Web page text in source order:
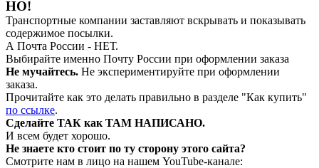
НО!
Транспортные компании заставляют вскрывать и показывать
содержимое посылки.
А Почта России - НЕТ.
Выбирайте именно Почту России при оформлении заказа
Не мучайтесь. Не экспериментируйте при оформлении
заказа.
Прочитайте как это делать правильно в разделе "Как купить"
по ссылке.
Сделайте ТАК как ТАМ НАПИСАНО.
И всем будет хорошо.
Не знаете кто стоит по ту сторону этого сайта?
Смотрите нам в лицо на нашем YouTube-канале: